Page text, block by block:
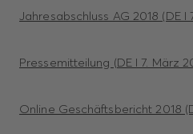
Jahresabschluss AG 2018 (DE I
Pressemitteilung (DE I 7. März
Online Geschäftsbericht 2018